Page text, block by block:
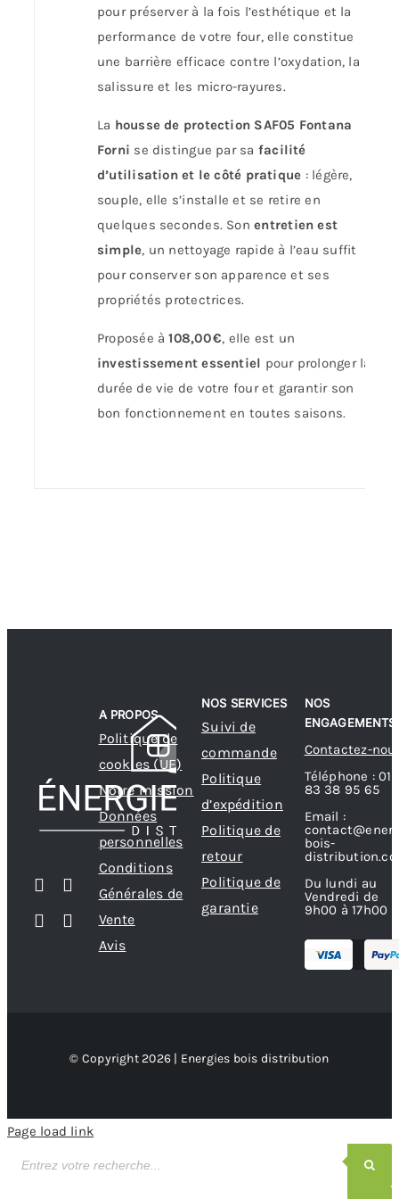
pour préserver à la fois l’esthétique et la
performance de votre four, elle constitue
une barrière efficace contre l’oxydation, la
salissure et les micro-rayures.
La housse de protection SAF05 Fontana
Forni se distingue par sa facilité
d’utilisation et le côté pratique : légère,
souple, elle s’installe et se retire en
quelques secondes. Sonentretien est
simple, un nettoyage rapide à l’eau suffit
pour conserver son apparence et ses
propriétés protectrices.
Proposée à108,00 €, elle est un
investissement essentiel pour prolonger la
durée de vie de votre four et garantir son
bon fonctionnement en toutes saisons.
A PROPOS
Politique de
cookies (UE)
Notre mission
Données
personnelles
Conditions
Générales de
Vente
Avis
NOS SERVICES
Suivi de
commande
Politique
d’expédition
Politique de
retour
Politique de
garantie
NOS
ENGAGEMENTS
Contactez-
Téléphone : 01
83 38 95 65
Email :
bois-
Du lundi au
Vendredi de
9h00 à 17h00
© Copyright 2026 | Energies bois distribution
Page load link
de